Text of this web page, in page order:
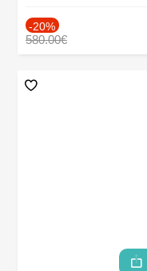
-20%
580.00€